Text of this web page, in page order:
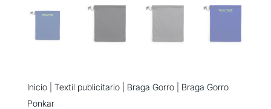
Inicio| Textil publicitario| Braga Gorro| Braga Gorro
Ponkar